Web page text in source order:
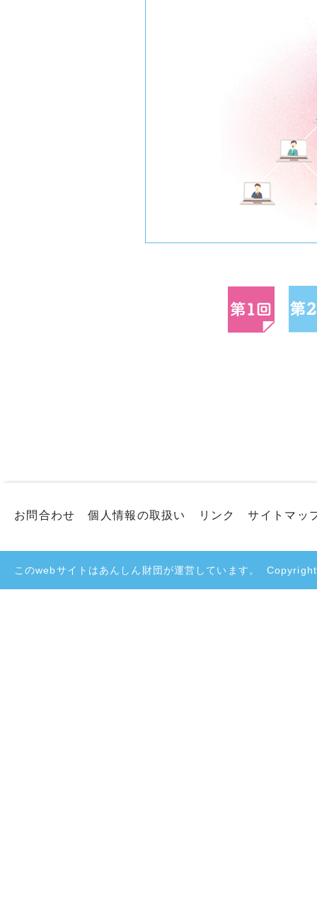
お問合わせ 個人情報の取扱い リンク サイトマッ
このwebサイトはあんしん財団が運営しています。